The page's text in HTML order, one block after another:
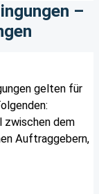
–
gelten für
zwischen dem
Auftraggebern,